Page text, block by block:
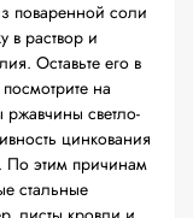
поваренной соли
в раствор и
Оставьте его в
на
светло-
цинкования
По этим причинам
стальные